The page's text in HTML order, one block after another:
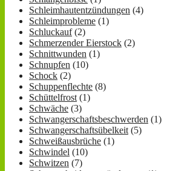
Schleimhautentzündungen (4)
Schleimprobleme (1)
Schluckauf(2)
Schmerzender Eierstock (2)
Schnittwunden (1)
Schnupfen (10)
Schock (2)
Schuppenflechte (8)
Schüttelfrost (1)
Schwäche (3)
Schwangerschaftsbeschwerden (1)
Schwangerschaftsübelkeit (5)
Schweißausbrüche (1)
Schwindel (10)
Schwitzen (7)